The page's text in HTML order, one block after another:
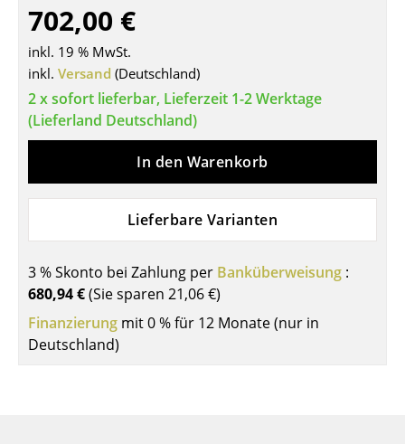
Esstische
Beistelltische
Couchtische
Sekretäre & PC-Tische
Stehtische & Stehpulte
Kindertische
Gartentische
Servierwagen
702,00 €
inkl. 19 % MwSt.
inkl. Versand (Deutschland)
2 x sofort lieferbar, Lieferzeit 1-2 Werktage
(Lieferland Deutschland)
In den Warenkorb
Lieferbare Varianten
3 % Skonto bei Zahlung per Banküberweisung :
680,94 €(Sie sparen 21,06 €)
Finanzierung mit 0 % für 12 Monate (nur in
Deutschland)